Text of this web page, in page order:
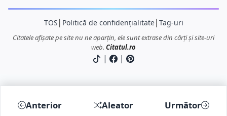
Anterior Aleator Următor
TOS Politică de confidențialitate│ Tag-uri
Citatele afișate pe site nu ne aparțin, ele sunt extrase din cărți și site-uri
web. Citatul.ro
| |